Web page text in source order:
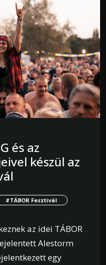
és az
készül az
#TÁBOR Fesztivál
az idei TÁBOR
Alestorm
egy